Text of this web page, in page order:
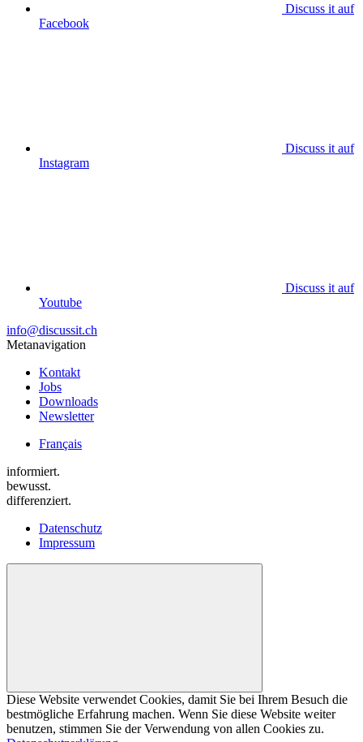
Discuss it auf
Facebook
Discuss it auf
Instagram
Discuss it auf
Youtube
info@discussit.ch
Metanavigation
Kontakt
Jobs
Downloads
Newsletter
Français
informiert.
bewusst.
differenziert.
Datenschutz
Impressum
Diese Website verwendet Cookies, damit Sie bei Ihrem Besuch die
bestmögliche Erfahrung machen. Wenn Sie diese Website weiter
benutzen, stimmen Sie der Verwendung von allen Cookies zu.